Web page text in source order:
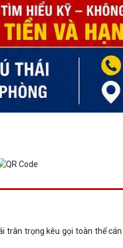
trân trọng kêu gọi toàn thể